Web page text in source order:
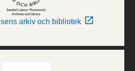
arkiv och bibliotek